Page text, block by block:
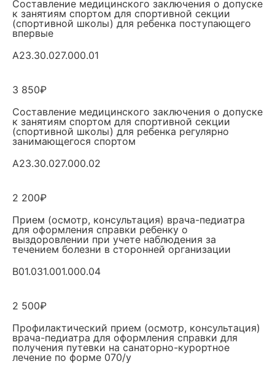
Составление медицинского заключения о допуске
к занятиям спортом для спортивной секции
(спортивной школы) для ребенка поступающего
впервые
A23.30.027.000.01
3 850₽
Составление медицинского заключения о допуске
к занятиям спортом для спортивной секции
(спортивной школы) для ребенка регулярно
занимающегося спортом
A23.30.027.000.02
2 200₽
Прием (осмотр, консультация) врача-педиатра
для оформления справки ребенку о
выздоровлении при учете наблюдения за
течением болезни в сторонней организации
B01.031.001.000.04
2 500₽
Профилактический прием (осмотр, консультация)
врача-педиатра для оформления справки для
получения путевки на санаторно-курортное
лечение по форме 070/у